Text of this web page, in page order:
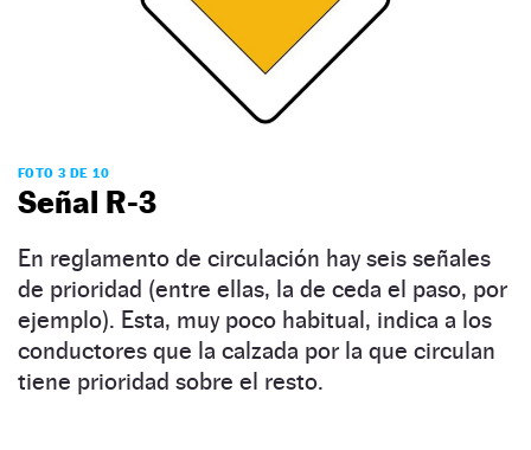
FOTO 3 DE 10
Señal R-3
En reglamento de circulación hay seis señales
de prioridad (entre ellas, la de ceda el paso, por
ejemplo). Esta, muy poco habitual, indica a los
conductores que la calzada por la que circulan
tiene prioridad sobre el resto.